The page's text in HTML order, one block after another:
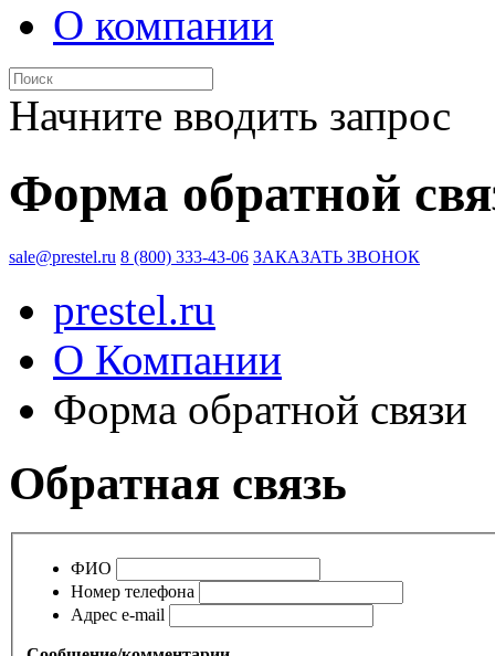
О компании
Начните вводить запрос
Форма обратной
sale@prestel.ru 8 (800) 333-43-06 ЗАКАЗАТЬ ЗВОНОК
prestel.ru
О Компании
Форма обратной связи
Обратная связь
ФИО
Номер телефона
Адрес e-mail